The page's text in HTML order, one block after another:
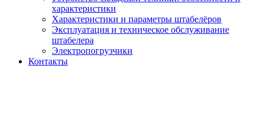
характеристики
Характеристики и параметры штабелёров
Эксплуатация и техническое обслуживание
штабелера
Электропогрузчики
Контакты